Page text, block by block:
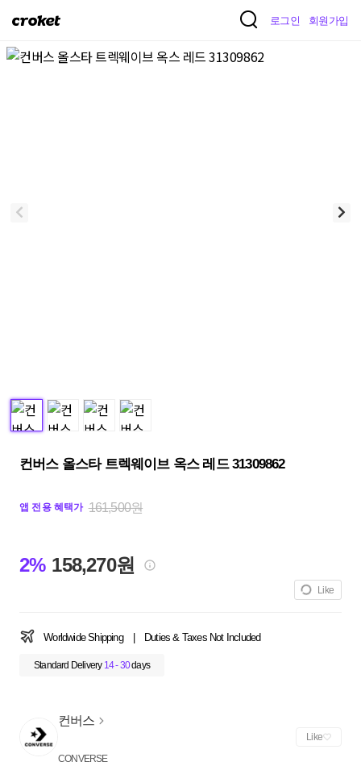
크
켓
로그인 회원가입
컨버스 올스타 트렉웨이브 옥스 레드 31309862
앱 전용 혜택가 161,500원
2% 158,270원
Like
Worldwide Shipping Duties & Taxes Not Included
Standard Delivery 14 - 30days
컨버스
CONVERSE
Like